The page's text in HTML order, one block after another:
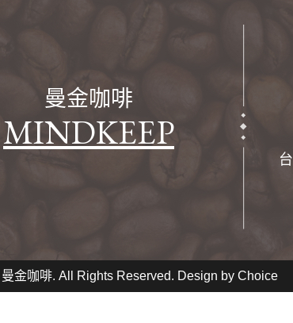
曼金咖啡
MINDKEEP
金咖啡. All Rights Reserved. Design by Choice